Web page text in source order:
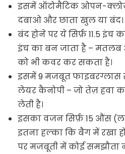
इसमें ऑटोमैटिक ओपन-
दबाओ और छाता खुल या बंद।
बंद होने पर ये सिर्फ़ 11.5
इंच का बन जाता है –
को भी कवर कर सकता है।
इसमें 9 मजबूत फाइबरग्लास
लेयर कैनोपी – जो तेज़ हवा
लेती है।
इसका वजन सिर्फ़ 15 औंस
इतना हल्का कि बैग में रखा हो
पर मजबूती में कोई समझौता